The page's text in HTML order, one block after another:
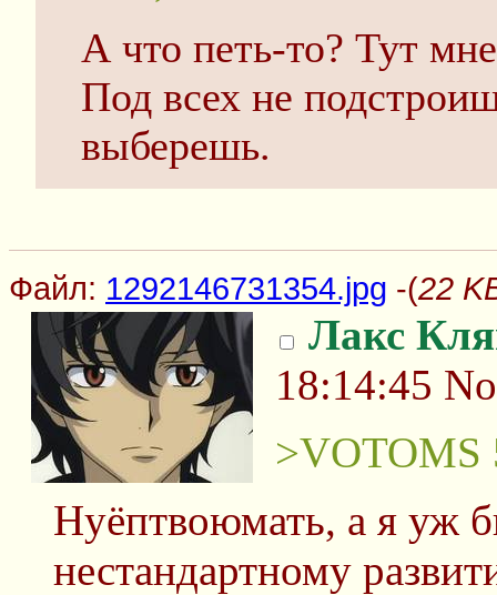
А что петь-то? Тут
Под всех не
выберешь.
Файл: 1292146731354.jpg -(22
Лакс
18:14:45
>VOTOMS
Нуёптвоюмать, а я уж
нестандартному